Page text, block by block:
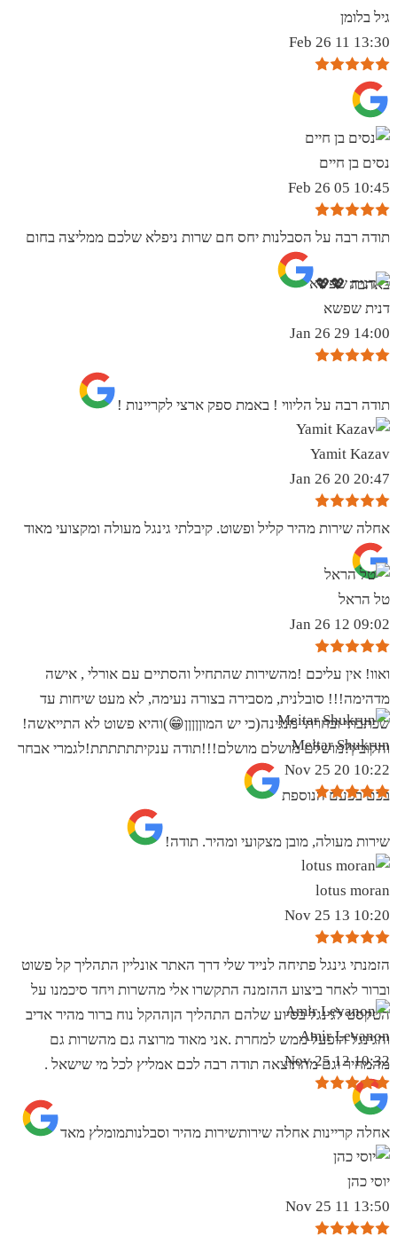
גיל בלומן
13:30 11 Feb 26
נסים בן חיים
10:45 05 Feb 26
תודה רבה על הסבלנות יחס חם שרות ניפלא שלכם ממליצה בחום
באהבה 💖💖
דנית שפשא
14:00 29 Jan 26
תודה רבה על הליווי ! באמת ספק ארצי לקריינות !
Yamit Kazav
20:47 20 Jan 26
אחלה שירות מהיר קליל ופשוט. קיבלתי גינגל מעולה ומקצועי מאוד
טל הראל
09:02 12 Jan 26
ואוו! אין עליכם !מהשירות שהתחיל והסתיים עם אורלי , אישה
מדהימה!!! סובלנית, מסבירה בצורה נעימה, לא מעט שיחות עד
שכתבתי ובחרתי מנגינה(כי יש המוןןןןן😁)והיא פשוט לא התייאשה!
והקובץ?מושלם מושלם מושלם!!!תודה ענקיתתתתתת!לגמרי אבחר
בכם בפעם הנוספת
Meitar Shukrun
10:22 20 Nov 25
שירות מעולה, מובן מצקועי ומהיר. תודה!
lotus moran
10:20 13 Nov 25
הזמנתי גינגל פתיחה לנייד שלי דרך האתר אונליין התהליך קל פשוט
וברור לאחר ביצוע ההזמנה התקשרו אלי מהשרות ויחד סיכמנו על
הטקסט לגינגל בסיוע שלהם התהליך הןההקל נוח ברור מהיר אדיב
והגינגל הופעל ממש למחרת .אני מאוד מרוצה גם מהשרות גם
מהמחיר וגם מהתוצאה תודה רבה לכם אמליץ לכל מי שישאל .
Amir Levanon
10:32 12 Nov 25
אחלה קריינות אחלה שירותשירות מהיר וסבלנותמומלץ מאד
יוסי כהן
13:50 11 Nov 25